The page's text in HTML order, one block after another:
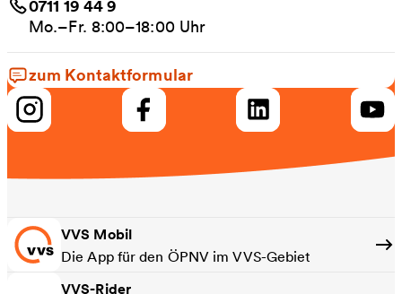
0711 19 44 9
Mo.–Fr. 8:00–18:00 Uhr
zum Kontaktformular
VVS Mobil
Die App für den ÖPNV im VVS-Gebiet
VVS-Rider